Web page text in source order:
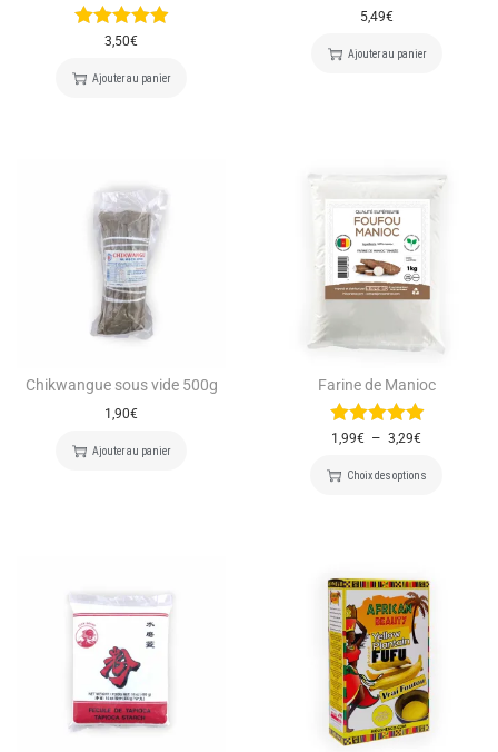
3,50€
Ajouter au panier
5,49€
Ajouter au panier
Chikwangue sous vide 500g
1,90€
Ajouter au panier
Farine de Manioc
1,99€ – 3,29€
Choix des options